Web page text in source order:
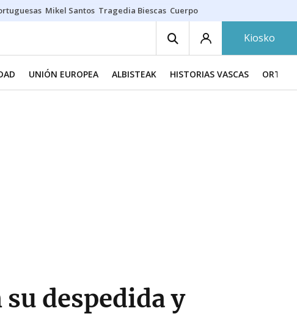
Mikel Santos Tragedia Biescas Cuerpo ría
Kiosko
UNIÓN EUROPEA ALBISTEAK HISTORIAS VASCAS
despedida y